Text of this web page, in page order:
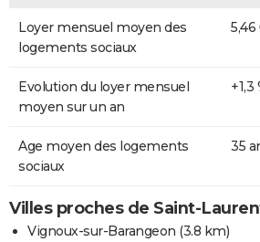
Loyer mensuel moyen des
logements sociaux
5,46
Evolution du loyer mensuel
moyen sur un an
+1,3
Age moyen des logements
sociaux
35
Villes proches de Saint-
Vignoux-sur-Barangeon (3.8 km)